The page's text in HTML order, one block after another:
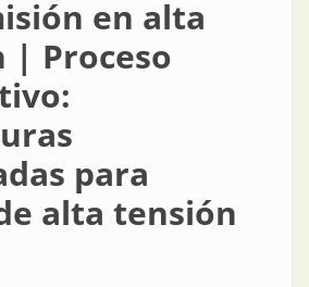
en alta
| Proceso
para
alta tensión